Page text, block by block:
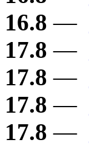
16.8 —
17.8 —
17.8 —
17.8 —
17.8 —